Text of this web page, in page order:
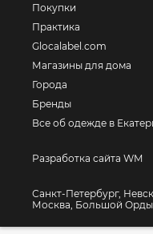
Покупки
Практика
Glocalabel.com
Магазины для дома
Города
Бренды
Все об одежде в
Разработка сайта WM
Санкт-Петербург,
Москва, Большой